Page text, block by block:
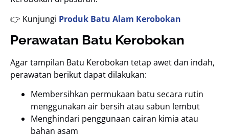
👉 Kunjungi Produk Batu Alam Kerobokan
Perawatan Batu Kerobokan
Agar tampilan Batu Kerobokan tetap awet dan indah,
perawatan berikut dapat dilakukan:
Membersihkan permukaan batu secara rutin
menggunakan air bersih atau sabun lembut
Menghindari penggunaan cairan kimia atau
bahan asam